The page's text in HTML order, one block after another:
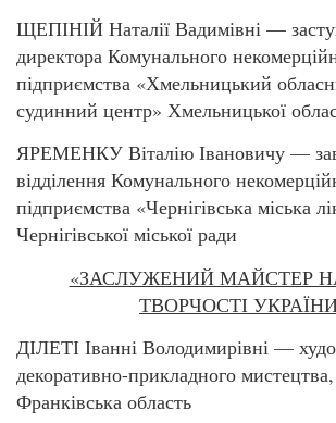
ЩЕПІНІЙ Наталії Вадимівні —
директора Комунального
підприємства «Хмельницький
судинний центр» Хмельницької
ЯРЕМЕНКУ Віталію Івановичу —
відділення Комунального
підприємства «Чернігівська міська
Чернігівської міської ради
«ЗАСЛУЖЕНИЙ МАЙСТЕР
ТВОРЧОСТІ
ДІЛЕТІ Іванні Володимирівні —
декоративно-прикладного
Франківська область